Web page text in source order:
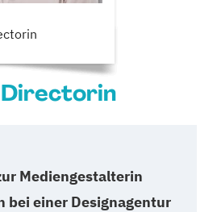
Mediengestalterin
bei einer Designagentur